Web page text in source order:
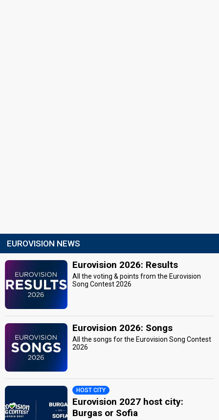
EUROVISION NEWS
Eurovision 2026: Results
All the voting & points from the Eurovision
Song Contest 2026
Eurovision 2026: Songs
All the songs for the Eurovision Song Contest
2026
HOST CITY
Eurovision 2027 host city:
Burgas or Sofia